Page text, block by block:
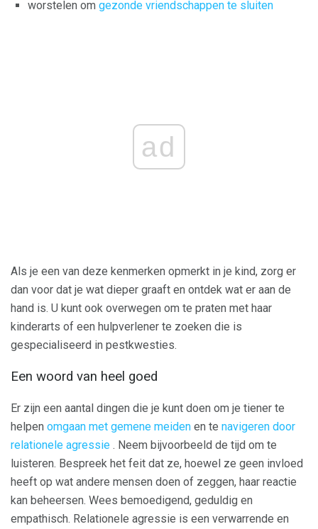
worstelen om gezonde vriendschappen te sluiten
ad
Als je een van deze kenmerken opmerkt in je kind, zorg er
dan voor dat je wat dieper graaft en ontdek wat er aan de
hand is. U kunt ook overwegen om te praten met haar
kinderarts of een hulpverlener te zoeken die is
gespecialiseerd in pestkwesties.
Een woord van heel goed
Er zijn een aantal dingen die je kunt doen om je tiener te
helpen omgaan met gemene meiden en te navigeren door
relationele agressie . Neem bijvoorbeeld de tijd om te
luisteren. Bespreek het feit dat ze, hoewel ze geen invloed
heeft op wat andere mensen doen of zeggen, haar reactie
kan beheersen. Wees bemoedigend, geduldig en
empathisch. Relationele agressie is een verwarrende en